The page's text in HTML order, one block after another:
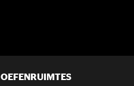
OEFENRUIMTES